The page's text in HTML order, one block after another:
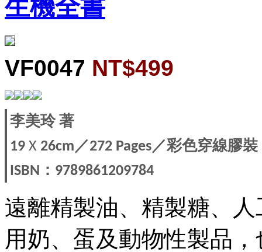
生機全書
VF0047 NT$499
李美玲著
19 X 26cm／272 Pages／彩色穿線膠裝
ISBN ： 9789861209784
遠離精製油、精製糖、
用奶、蛋及動物性製品